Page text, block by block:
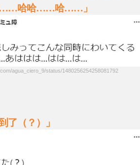
……哈哈……哈……」
agua_ciero_9/status/1480256254258081792
了（？）」